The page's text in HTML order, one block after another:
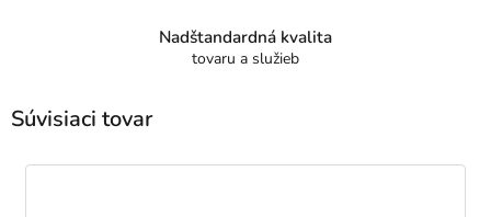
Nadštandardná kvalita
tovaru a služieb
Súvisiaci tovar